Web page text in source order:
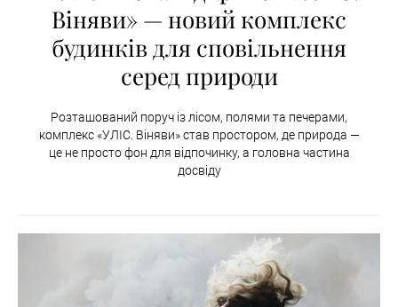
Віняви» — новий комплекс
будинків для сповільнення
серед природи
Розташований поруч із лісом, полями та печерами,
комплекс «УЛІС. Віняви» став простором, де природа —
це не просто фон для відпочинку, а головна частина
досвіду